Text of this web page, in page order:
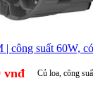
công suất 60W,
vnđ Củ loa, công